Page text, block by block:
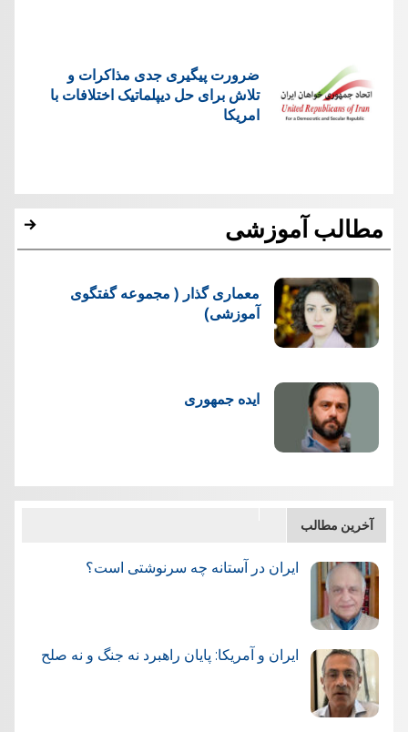
ضرورت پیگیری جدی مذاکرات و
تلاش برای حل دیپلماتیک اختلافات با
امریکا
مطالب آموزشی
معماری گذار ( مجموعه گفتگوی
آموزشی)
ایده جمهوری
آخرین مطالب
ایران در آستانه چه سرنوشتی است؟
ایران و آمریکا: پایان راهبرد نه جنگ و نه صلح